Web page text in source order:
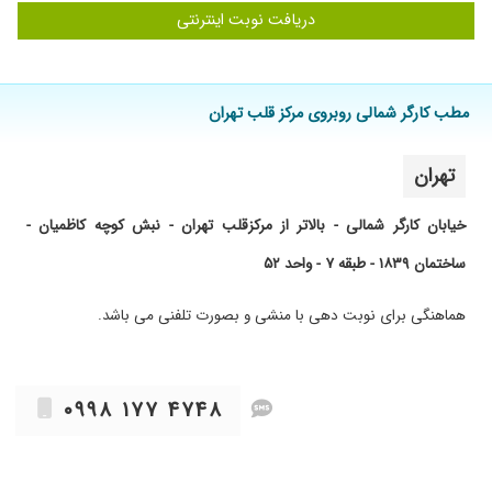
دریافت نوبت اینترنتی
مطب کارگر شمالی روبروی مرکز قلب تهران
تهران
خیابان کارگر شمالی - بالاتر از مرکزقلب تهران - نبش کوچه کاظمیان -
ساختمان ۱۸۳۹ - طبقه ۷ - واحد ۵۲
هماهنگی برای نوبت دهی با منشی و بصورت تلفنی می باشد.
۰۹۹۸ ۱۷۷ ۴۷۴۸